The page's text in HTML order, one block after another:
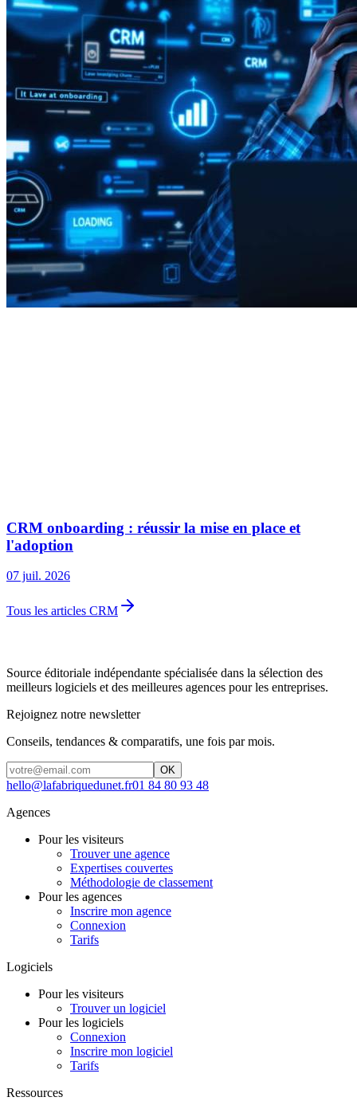
CRM onboarding : réussir la mise en place et
l'adoption
07 juil. 2026
Tous les articles CRM
Source éditoriale indépendante spécialisée dans la sélection des
meilleurs logiciels et des meilleures agences pour les entreprises.
Rejoignez notre newsletter
Conseils, tendances & comparatifs, une fois par mois.
OK
hello@lafabriquedunet.fr01 84 80 93 48
Agences
Pour les visiteurs
Trouver une agence
Expertises couvertes
Méthodologie de classement
Pour les agences
Inscrire mon agence
Connexion
Tarifs
Logiciels
Pour les visiteurs
Trouver un logiciel
Pour les logiciels
Connexion
Inscrire mon logiciel
Tarifs
Ressources